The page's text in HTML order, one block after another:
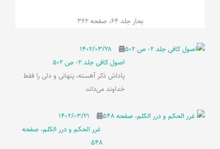
بحار جلد 64، صفحه 362
۱۴۰۲/۰۳/۲۸
اصول کافی جلد 2- ص 502
پاداش ذکر آهسته، پنهانی و دلی را فقط
خداوند می‌داند
۱۴۰۲/۰۳/۲۱
غرر الحکم و درر الکلم، صفحه
548